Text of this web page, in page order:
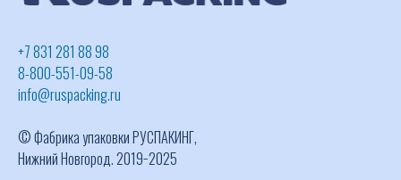
+7 831 281 88 98
8-800-551-09-58
info@ruspacking.ru
© Фабрика упаковки РУСПАКИНГ,
Нижний Новгород. 2019−2025